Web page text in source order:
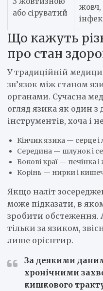
або сіруватий
жовч,
Що кажуть
про стан
У традиційній
зв’язок між станом
органами. Сучасна
огляд язика як один з
інструментів, хоча і
Кінчик язика — серце і
Середина — шлунок і
Бокові краї — печінка
Корінь — нирки і
Якщо наліт
може підказати, в
зробити обстеження.
тільки за язиком,
лише орієнтир.
За деякими
хронічними
кишкового